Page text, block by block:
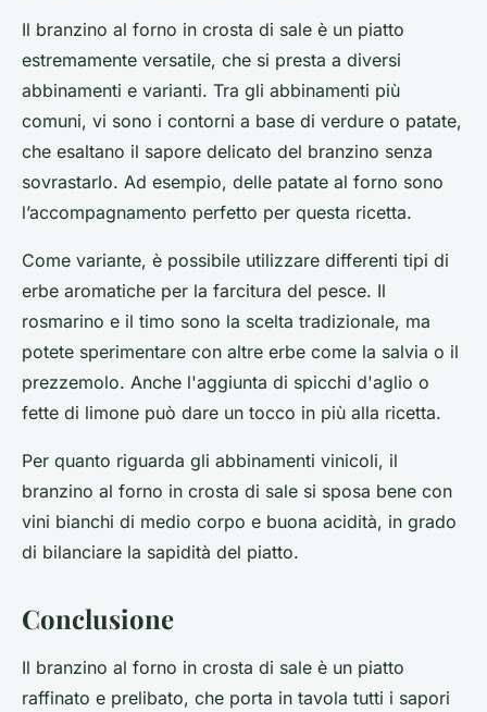
Il branzino al forno in crosta di sale è un piatto
estremamente versatile, che si presta a diversi
abbinamenti e varianti. Tra gli abbinamenti più
comuni, vi sono i contorni a base di verdure o patate,
che esaltano il sapore delicato del branzino senza
sovrastarlo. Ad esempio, delle patate al forno sono
l’accompagnamento perfetto per questa ricetta.
Come variante, è possibile utilizzare differenti tipi di
erbe aromatiche per la farcitura del pesce. Il
rosmarino e il timo sono la scelta tradizionale, ma
potete sperimentare con altre erbe come la salvia o il
prezzemolo. Anche l'aggiunta di spicchi d'aglio o
fette di limone può dare un tocco in più alla ricetta.
Per quanto riguarda gli abbinamenti vinicoli, il
branzino al forno in crosta di sale si sposa bene con
vini bianchi di medio corpo e buona acidità, in grado
di bilanciare la sapidità del piatto.
Conclusione
Il branzino al forno in crosta di sale è un piatto
raffinato e prelibato, che porta in tavola tutti i sapori